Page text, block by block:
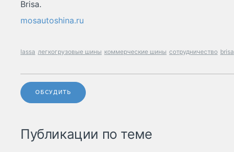
Brisa.
mosautoshina.ru
lassa легкогрузовые шины коммерческие шины сотрудничество brisa
ОБСУДИТЬ
Публикации по теме